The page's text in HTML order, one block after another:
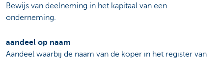
Bewijs van deelneming in het kapitaal van een
onderneming.
aandeel op naam
Aandeel waarbij de naam van de koper in het register van